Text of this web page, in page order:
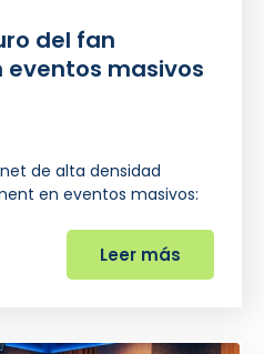
del fan
masivos
de alta densidad
en eventos masivos:
Leer más